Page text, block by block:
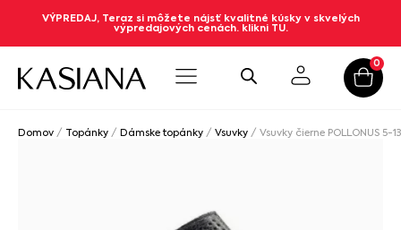
VÝPREDAJ, Teraz si môžete nájsť kvalitné kúsky v skvelých
výpredajových cenách. klikni TU.
0
Domov / Topánky / Dámske topánky / Vsuvky / Vsuvky čierne POLLONUS 5-